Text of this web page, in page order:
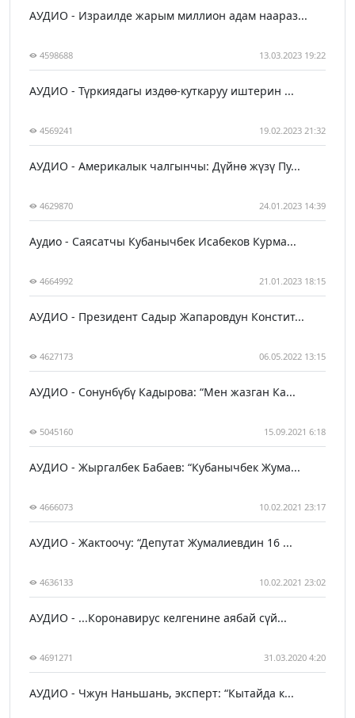
АУДИО - Израилде жарым миллион адам наараз...
4598688 13.03.2023 19:22
АУДИО - Түркиядагы издөө-куткаруу иштерин ...
4569241 19.02.2023 21:32
АУДИО - Америкалык чалгынчы: Дүйнө жүзү Пу...
4629870 24.01.2023 14:39
Аудио - Саясатчы Кубанычбек Исабеков Курма...
4664992 21.01.2023 18:15
АУДИО - Президент Садыр Жапаровдун Констит...
4627173 06.05.2022 13:15
АУДИО - Сонунбүбү Кадырова: “Мен жазган Ка...
5045160 15.09.2021 6:18
АУДИО - Жыргалбек Бабаев: “Кубанычбек Жума...
4666073 10.02.2021 23:17
АУДИО - Жактоочу: “Депутат Жумалиевдин 16 ...
4636133 10.02.2021 23:02
АУДИО - ...Коронавирус келгенине аябай сүй...
4691271 31.03.2020 4:20
АУДИО - Чжун Наньшань, эксперт: “Кытайда к...